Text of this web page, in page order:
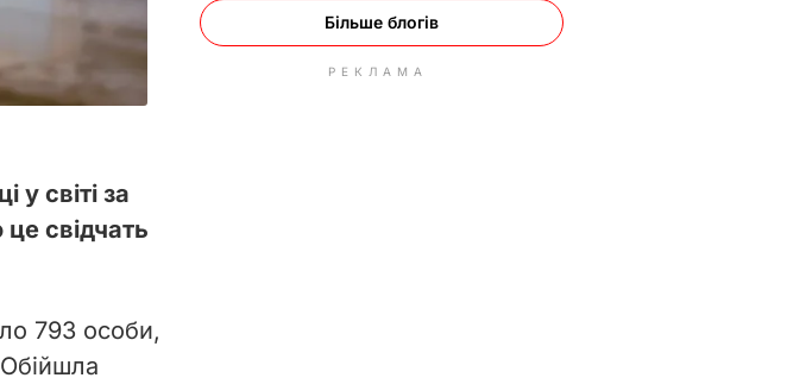
у світі за
свідчать
793 особи,
Більше блогів
РЕКЛАМА